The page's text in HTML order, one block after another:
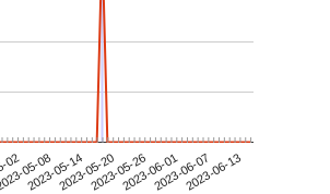
0205-08
2023-05-142023-05-202023-05-262023-06-012023-06-072023-06-13